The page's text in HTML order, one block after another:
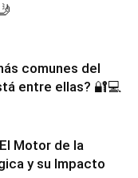
comunes del
entre ellas? 🔐💻
Motor de la
y su Impacto